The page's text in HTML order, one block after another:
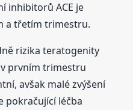
inhibitorů ACE je
a třetím trimestru.
rizika teratogenity
prvním trimestru
avšak malé zvýšení
pokračující léčba